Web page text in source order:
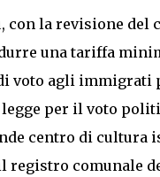
con la revisione del
una tariffa
voto agli immigrati
per il voto
centro di cultura
registro comunale